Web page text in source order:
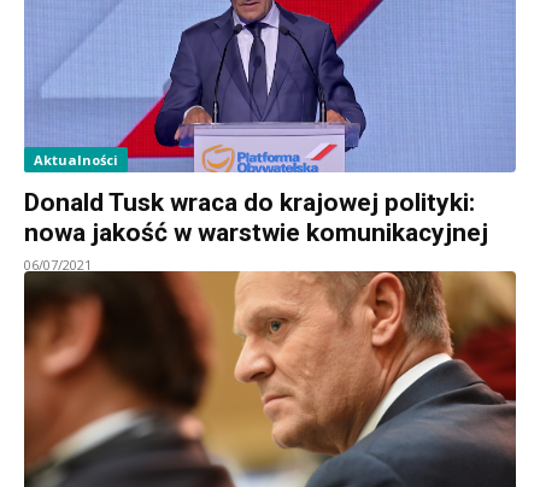
Aktualności
Donald Tusk wraca do krajowej polityki:
nowa jakość w warstwie komunikacyjnej
06/07/2021